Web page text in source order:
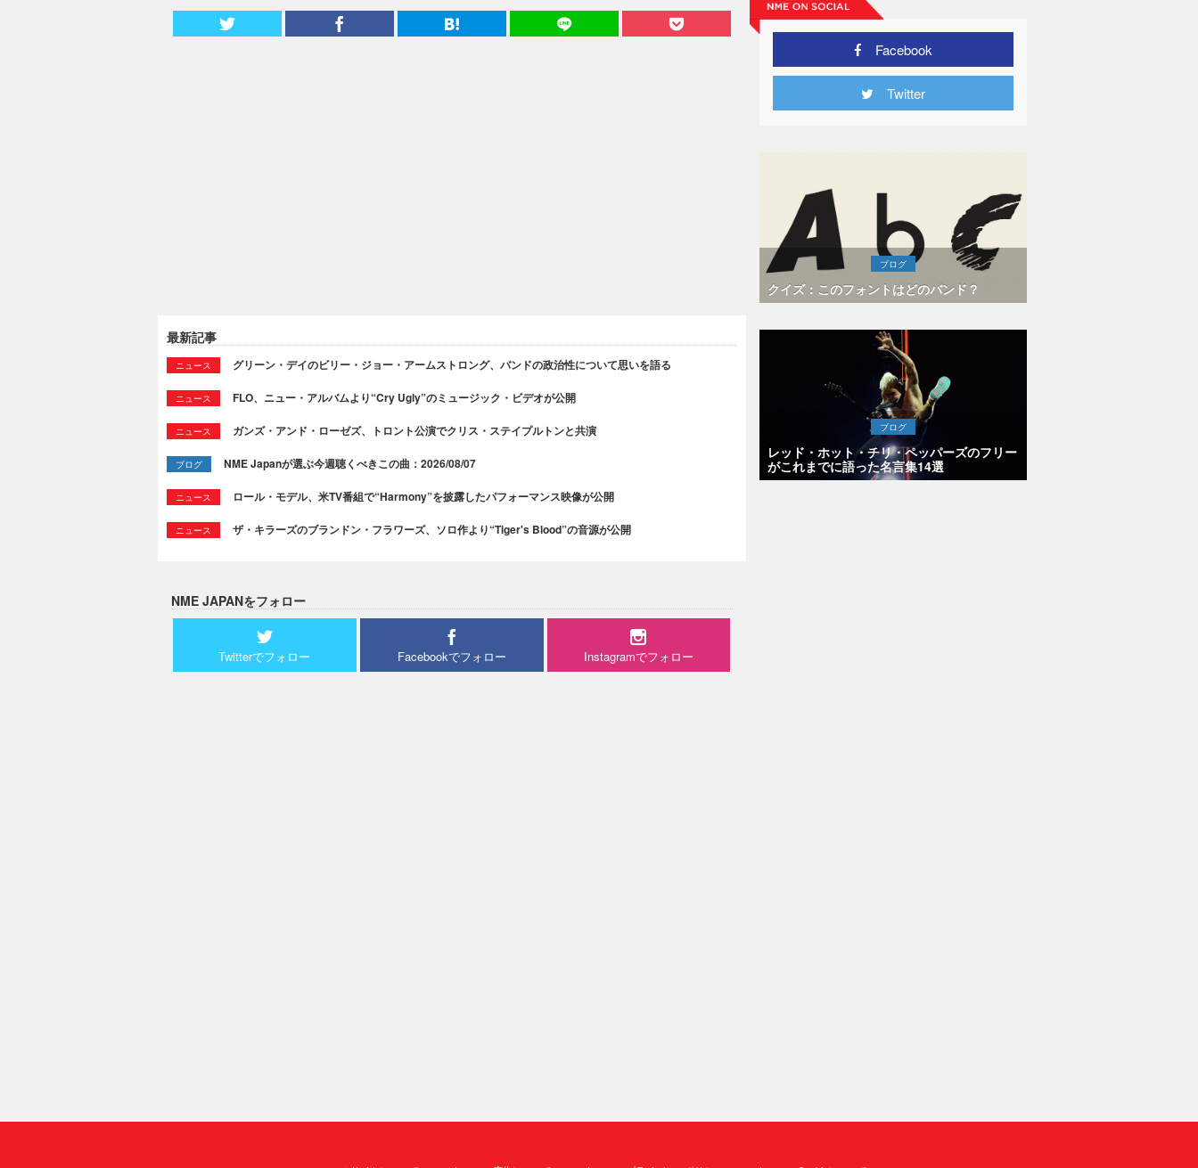
最新記事
ニュース グリーン・デイのビリー・ジョー・アームストロング、バンドの政治性について思いを語る
ニュース FLO、ニュー・アルバムより“Cry Ugly”のミュージック・ビデオが公開
ニュース ガンズ・アンド・ローゼズ、トロント公演でクリス・ステイプルトンと共演
ブログ NME Japanが選ぶ今週聴くべきこの曲：2026/08/07
ニュース ロール・モデル、米TV番組で“Harmony”を披露したパフォーマンス映像が公開
ニュース ザ・キラーズのブランドン・フラワーズ、ソロ作より“Tiger's Blood”の音源が公開
NME JAPANをフォロー
Twitterでフォロー Facebookでフォロー Instagramでフォロー
Facebook
Twitter
ブログ
クイズ：このフォントはどのバンド？
ブログ
レッド・ホット・チリ・ペッパーズのフリー
がこれまでに語った名言集14選